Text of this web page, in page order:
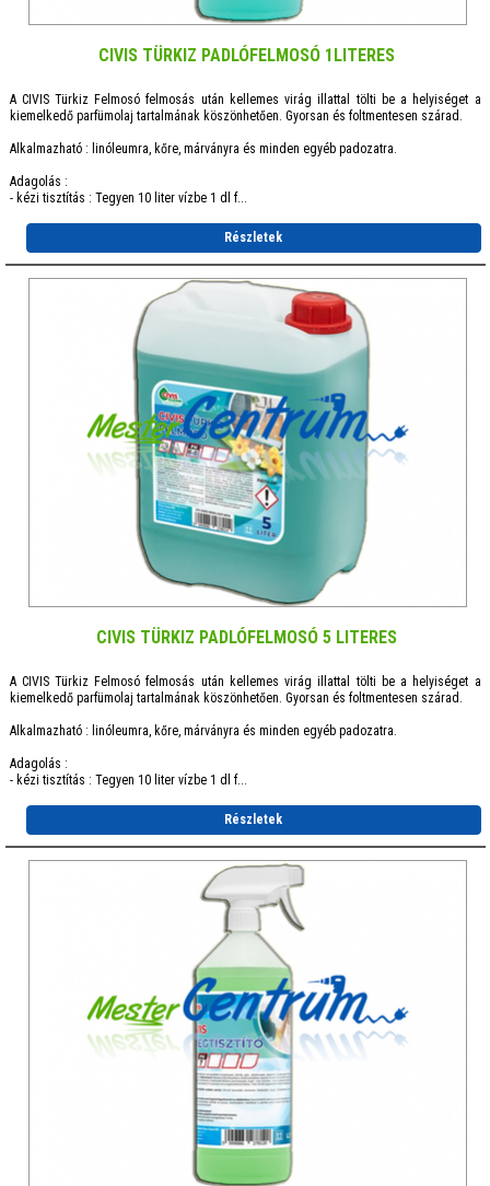
CIVIS TÜRKIZ PADLÓFELMOSÓ 1LITERES
A CIVIS Türkiz Felmosó felmosás után kellemes virág illattal tölti be a helyiséget a
kiemelkedő parfümolaj tartalmának köszönhetően. Gyorsan és foltmentesen szárad.
Alkalmazható : linóleumra, kőre, márványra és minden egyéb padozatra.
Adagolás :
- kézi tisztítás : Tegyen 10 liter vízbe 1 dl f...
Részletek
CIVIS TÜRKIZ PADLÓFELMOSÓ 5 LITERES
A CIVIS Türkiz Felmosó felmosás után kellemes virág illattal tölti be a helyiséget a
kiemelkedő parfümolaj tartalmának köszönhetően. Gyorsan és foltmentesen szárad.
Alkalmazható : linóleumra, kőre, márványra és minden egyéb padozatra.
Adagolás :
- kézi tisztítás : Tegyen 10 liter vízbe 1 dl f...
Részletek